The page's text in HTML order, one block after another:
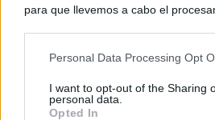
para que llevemos a cabo el
negar su consentimiento. Tenga en
de su consentimiento, pero usted
rechazar tal procesamiento. Sus
Personal Data Processing Opt
I want to opt-out of the Sharing
personal data.
Opted In